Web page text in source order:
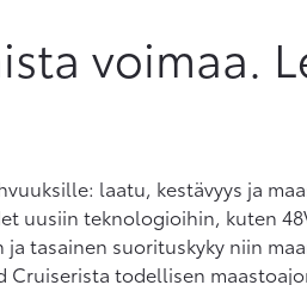
voimaa.
laatu, kestävyys ja
uusiin teknologioihin, kuten
tasainen suorituskyky niin
todellisen